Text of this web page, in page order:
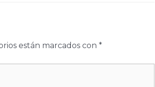
están marcados con *